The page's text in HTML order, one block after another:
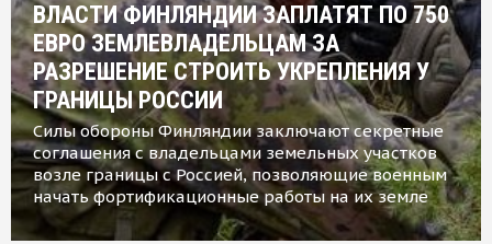
ВЛАСТИ ФИНЛЯНДИИ ЗАПЛАТЯТ ПО 750
ЕВРО ЗЕМЛЕВЛАДЕЛЬЦАМ ЗА
РАЗРЕШЕНИЕ СТРОИТЬ УКРЕПЛЕНИЯ У
ГРАНИЦЫ РОССИИ
Силы обороны Финляндии заключают секретные
соглашения с владельцами земельных участков
возле границы с Россией, позволяющие военным
начать фортификационные работы на их земле